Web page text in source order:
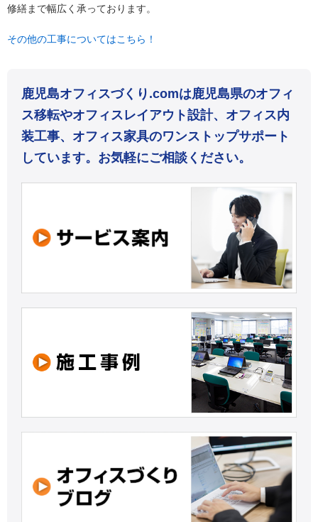
修繕まで幅広く承っております。
その他の工事についてはこちら！
鹿児島オフィスづくり.comは鹿児島県のオフィ
ス移転やオフィスレイアウト設計、オフィス内
装工事、オフィス家具のワンストップサポート
しています。お気軽にご相談ください。